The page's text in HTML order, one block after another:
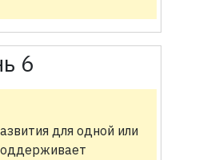
6
для одной или